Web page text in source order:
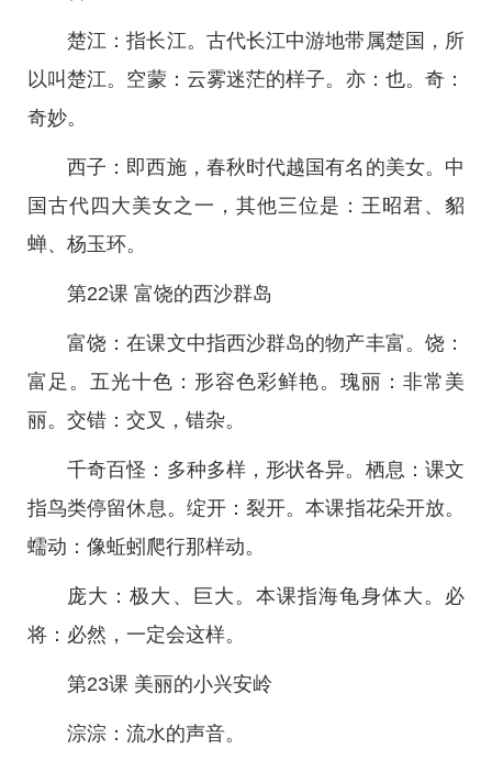
楚江：指长江。古代长江中游地带属楚国，所
以叫楚江。空蒙：云雾迷茫的样子。亦：也。奇：
奇妙。
西子：即西施，春秋时代越国有名的美女。中
国古代四大美女之一，其他三位是：王昭君、貂
蝉、杨玉环。
第22课 富饶的西沙群岛
富饶：在课文中指西沙群岛的物产丰富。饶：
富足。五光十色：形容色彩鲜艳。瑰丽：非常美
丽。交错：交叉，错杂。
千奇百怪：多种多样，形状各异。栖息：课文
指鸟类停留休息。绽开：裂开。本课指花朵开放。
蠕动：像蚯蚓爬行那样动。
庞大：极大、巨大。本课指海龟身体大。必
将：必然，一定会这样。
第23课 美丽的小兴安岭
淙淙：流水的声音。